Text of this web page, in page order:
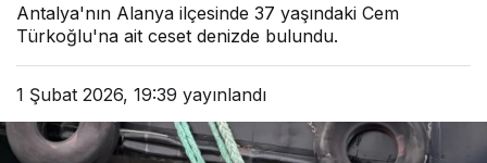
Antalya'nın Alanya ilçesinde 37 yaşındaki Cem
Türkoğlu'na ait ceset denizde bulundu.
1 Şubat 2026, 19:39 yayınlandı